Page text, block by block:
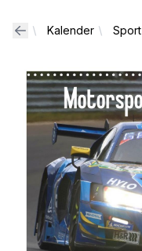
Kalender Sport